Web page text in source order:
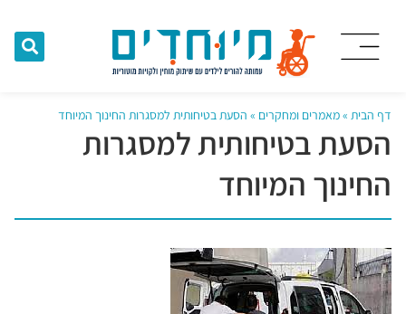
דף הבית »מאמרים ומחקרים » הסעת בטיחותית למסגרות החינוך המיוחד
הסעת בטיחותית למסגרות
החינוך המיוחד